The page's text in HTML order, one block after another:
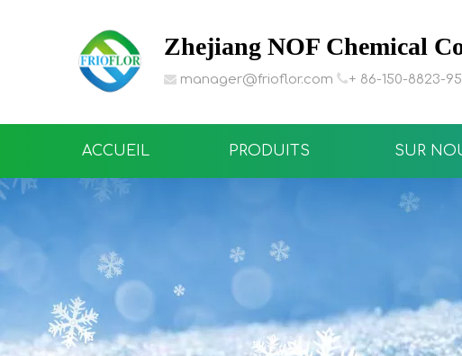
Zhejiang NOF Chemical
 manager@frioflor.com + 86-150-8823-
ACCUEIL PRODUITS SUR